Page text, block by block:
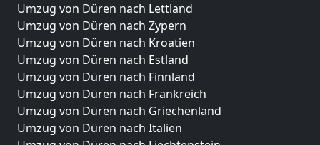
Umzug von Düren nach Lettland
Umzug von Düren nach Zypern
Umzug von Düren nach Kroatien
Umzug von Düren nach Estland
Umzug von Düren nach Finnland
Umzug von Düren nach Frankreich
Umzug von Düren nach Griechenland
Umzug von Düren nach Italien